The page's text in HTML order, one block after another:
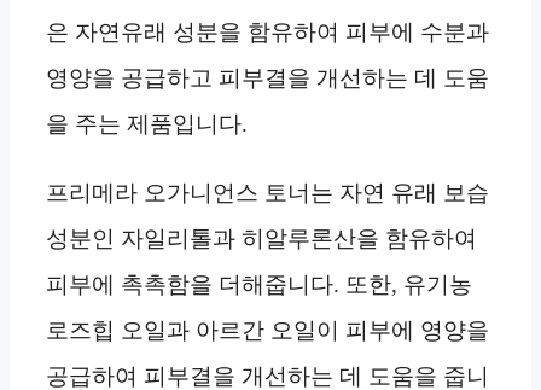
은 자연유래 성분을 함유하여 피부에 수분과
영양을 공급하고 피부결을 개선하는 데 도움
을 주는 제품입니다.
프리메라 오가니언스 토너는 자연 유래 보습
성분인 자일리톨과 히알루론산을 함유하여
피부에 촉촉함을 더해줍니다. 또한, 유기농
로즈힙 오일과 아르간 오일이 피부에 영양을
공급하여 피부결을 개선하는 데 도움을 줍니